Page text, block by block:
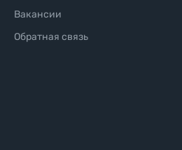
Вакансии
Обратная связь